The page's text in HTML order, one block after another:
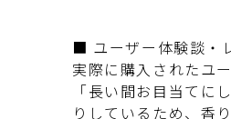
■ ユーザー体験談・
実際に購入されたユ
「長い間お目当てに
りしているため、香